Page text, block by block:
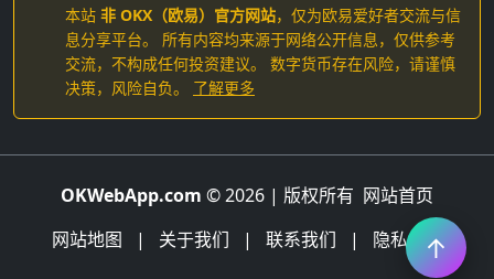
本站 非 OKX（欧易）官方网站，仅为欧易爱好者交流与信
息分享平台。 所有内容均来源于网络公开信息，仅供参考
交流，不构成任何投资建议。 数字货币存在风险，请谨慎
决策，风险自负。 了解更多
OKWebApp.com © 2026 | 版权所有 网站首页
网站地图
| 关于我们 | 联系我们 | 隐私条款
↑